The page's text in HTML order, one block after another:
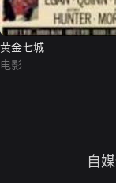
黄金七城
电影
自